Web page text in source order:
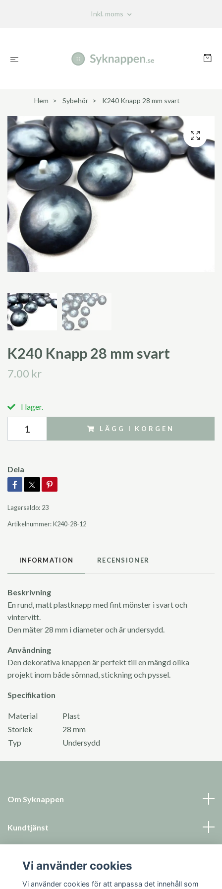
Inkl. moms
Hem Sybehör K240 Knapp 28 mm svart
K240 Knapp 28 mm svart
7.00 kr
I lager.
LÄGG I KORGEN
Dela
Lagersaldo: 23
Artikelnummer:K240-28-12
INFORMATION RECENSIONER
Beskrivning
En rund, matt plastknapp med fint mönster i svart och
vintervitt.
Den mäter 28 mm i diameter och är undersydd.
Användning
Den dekorativa knappen är perfekt till en mängd olika
projekt inom både sömnad, stickning och pyssel.
Specifikation
Material
Plast
Storlek
28 mm
Typ
Undersydd
Om Syknappen
Kundtjänst
Sociala medier
Vi använder cookies
Vi använder cookies för att anpassa det innehåll som